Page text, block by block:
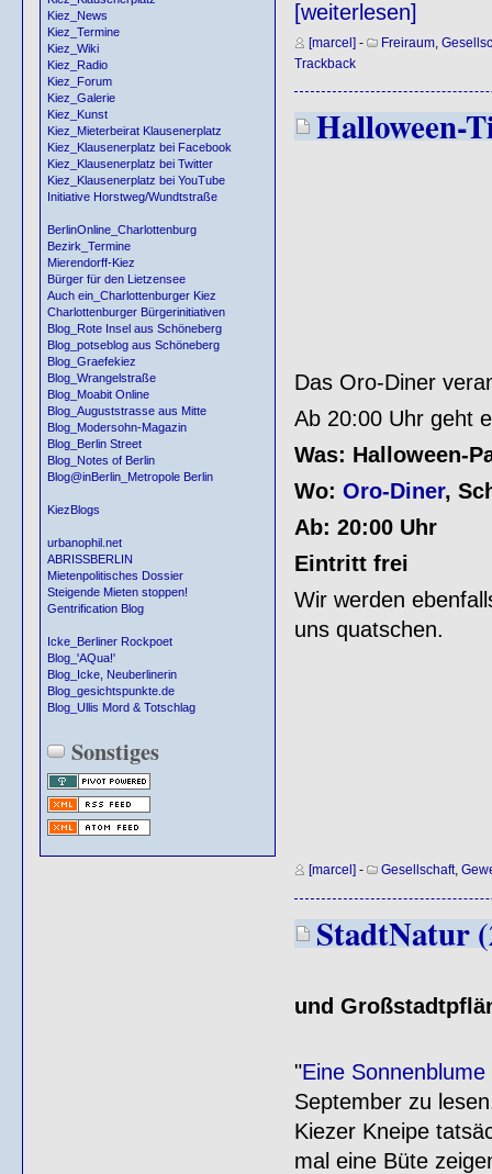
Kiez_News
Kiez_Termine
Kiez_Wiki
Kiez_Radio
Kiez_Forum
Kiez_Galerie
Kiez_Kunst
Kiez_Mieterbeirat Klausenerplatz
Kiez_Klausenerplatz bei Facebook
Kiez_Klausenerplatz bei Twitter
Kiez_Klausenerplatz bei YouTube
Initiative Horstweg/Wundtstraße
BerlinOnline_Charlottenburg
Bezirk_Termine
Mierendorff-Kiez
Bürger für den Lietzensee
Auch ein_Charlottenburger Kiez
Charlottenburger Bürgerinitiativen
Blog_Rote Insel aus Schöneberg
Blog_potseblog aus Schöneberg
Blog_Graefekiez
Blog_Wrangelstraße
Blog_Moabit Online
Blog_Auguststrasse aus Mitte
Blog_Modersohn-Magazin
Blog_Berlin Street
Blog_Notes of Berlin
Blog@inBerlin_Metropole Berlin
KiezBlogs
urbanophil.net
ABRISSBERLIN
Mietenpolitisches Dossier
Steigende Mieten stoppen!
Gentrification Blog
Icke_Berliner Rockpoet
Blog_'AQua!'
Blog_Icke, Neuberlinerin
Blog_gesichtspunkte.de
Blog_Ullis Mord & Totschlag
Sonstiges
[weiterlesen]
[marcel]- Freiraum,
Trackback
Halloween-
Das Oro-Diner
Ab 20:00 Uhr geht
Was: Halloween-
Wo: Oro-Diner,
Ab: 20:00 Uhr
Eintritt frei
Wir werden
uns quatschen.
[marcel] - Gesellschaft,
StadtNatur
und
"Eine
September zu
Kiezer Kneipe
mal eine Büte